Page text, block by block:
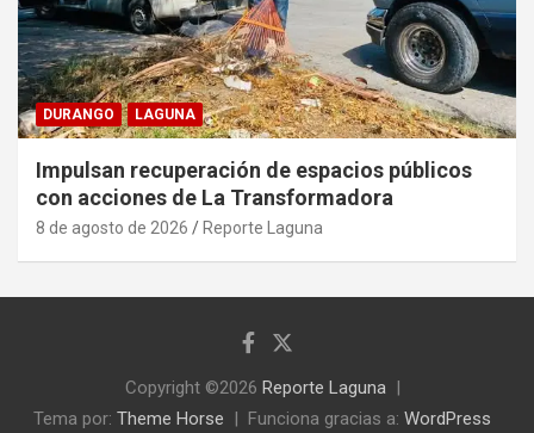
DURANGO LAGUNA
Impulsan recuperación de espacios públicos
con acciones de La Transformadora
8 de agosto de 2026 Reporte Laguna
Copyright ©2026 Reporte Laguna
Tema por: Theme Horse Funciona gracias a: WordPress